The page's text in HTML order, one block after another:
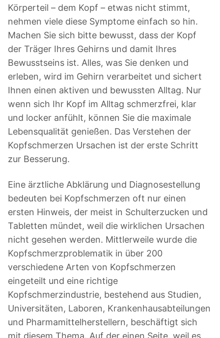
Körperteil – dem Kopf – etwas nicht stimmt,
nehmen viele diese Symptome einfach so hin.
Machen Sie sich bitte bewusst, dass der Kopf
der Träger Ihres Gehirns und damit Ihres
Bewusstseins ist. Alles, was Sie denken und
erleben, wird im Gehirn verarbeitet und sichert
Ihnen einen aktiven und bewussten Alltag. Nur
wenn sich Ihr Kopf im Alltag schmerzfrei, klar
und locker anfühlt, können Sie die maximale
Lebensqualität genießen. Das Verstehen der
Kopfschmerzen Ursachen ist der erste Schritt
zur Besserung.
Eine ärztliche Abklärung und Diagnosestellung
bedeuten bei Kopfschmerzen oft nur einen
ersten Hinweis, der meist in Schulterzucken und
Tabletten mündet, weil die wirklichen Ursachen
nicht gesehen werden. Mittlerweile wurde die
Kopfschmerzproblematik in über 200
verschiedene Arten von Kopfschmerzen
eingeteilt und eine richtige
Kopfschmerzindustrie, bestehend aus Studien,
Universitäten, Laboren, Krankenhausabteilungen
und Pharmamittelherstellern, beschäftigt sich
mit diesem Thema. Auf der einen Seite, weil es